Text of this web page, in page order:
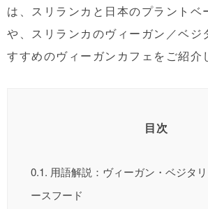
は、スリランカと日本のプラントベ
や、スリランカのヴィーガン／ベジ
すすめのヴィーガンカフェをご紹介
目次
0.1. 用語解説：ヴィーガン・ベジタ
ースフード